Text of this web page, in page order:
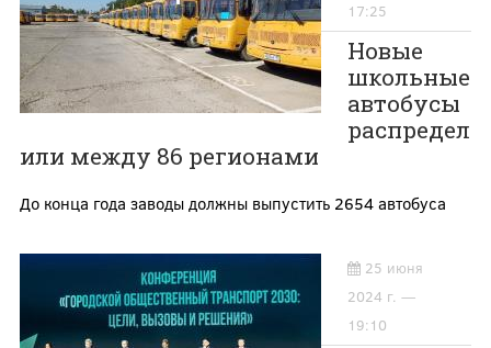
17:25
Новые
школьные
автобусы
распредел
или между 86 регионами
До конца года заводы должны выпустить 2654 автобуса
25 июня
2024 г. —
19:10